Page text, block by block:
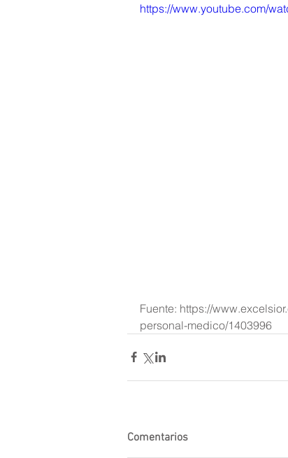
https://www.youtube.com/
Fuente: https://
personal-medico/1403996
Comentarios